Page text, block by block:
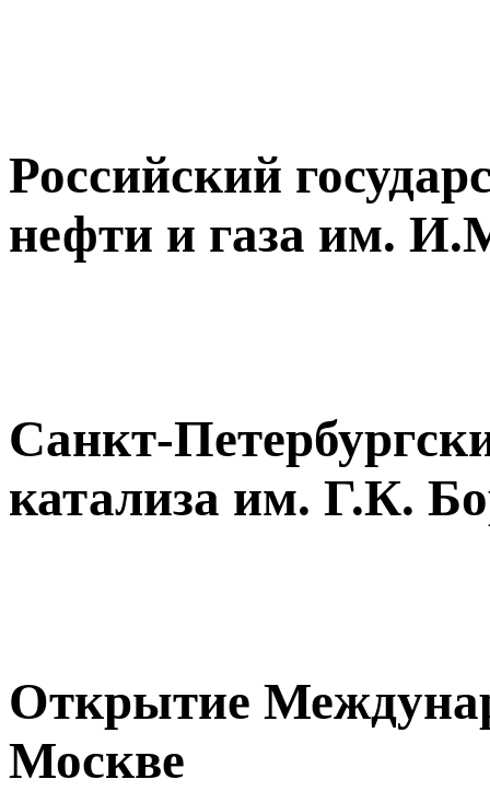
Российский
нефти и газа им.
Санкт-
катализа им. Г.К.
Открытие
Москве